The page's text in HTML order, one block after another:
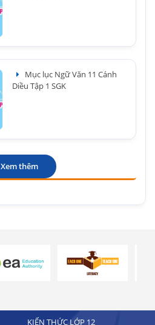
Mục lục Ngữ Văn 11 Cánh
Diều Tập 1 SGK
Xem thêm
KIẾN THỨC LỚP 12